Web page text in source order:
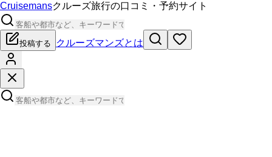
Cruisemansクルーズ旅行の口コミ・予約サイト
投稿する クルーズマンズとは